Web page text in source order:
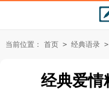
当前位置： 首页 > 经典语录 >
经典爱情